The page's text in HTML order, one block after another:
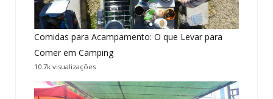
Comidas para Acampamento: O que Levar para
Comer em Camping
10.7k visualizações